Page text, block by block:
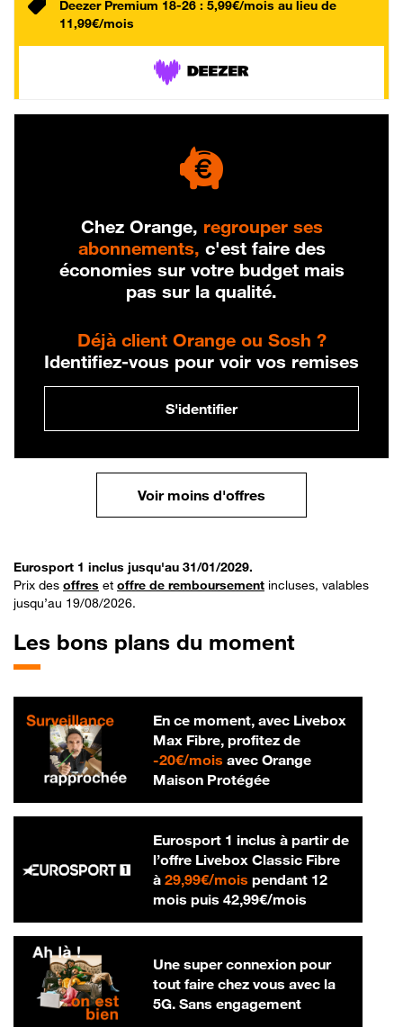
Deezer Premium 18-26 : 5,99€/mois au lieu de
11,99€/mois
Chez Orange, regrouper ses
abonnements, c'est faire des
économies sur votre budget mais
pas sur la qualité.
Déjà client Orange ou Sosh ?
Identifiez-vous pour voir vos remises
S'identifier
Voir moins d'offres
Eurosport 1 inclus jusqu'au 31/01/2029.
Prix des offres et offre de remboursement incluses, valables
jusqu’au 19/08/2026.
Les bons plans du moment
En ce moment, avec Livebox
Max Fibre, profitez de
-20€/mois20 € par mois
avec Orange
Maison Protégée
Eurosport 1 inclus à partir de
l’offre Livebox Classic Fibre
à 29,99€/mois29,99 € par mois
pendant 12
mois puis 42,99€/mois42,99 € par
Une super connexion pour
tout faire chez vous avec la
5G. Sans engagement